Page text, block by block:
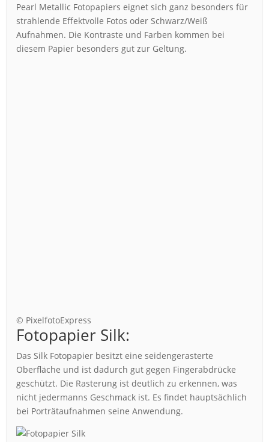
Pearl Metallic Fotopapiers eignet sich ganz besonders für
strahlende Effektvolle Fotos oder Schwarz/Weiß
Aufnahmen. Die Kontraste und Farben kommen bei
diesem Papier besonders gut zur Geltung.
© PixelfotoExpress
Fotopapier Silk:
Das Silk Fotopapier besitzt eine seidengerasterte
Oberfläche und ist dadurch gut gegen Fingerabdrücke
geschützt. Die Rasterung ist deutlich zu erkennen, was
nicht jedermanns Geschmack ist. Es findet hauptsächlich
bei Porträtaufnahmen seine Anwendung.